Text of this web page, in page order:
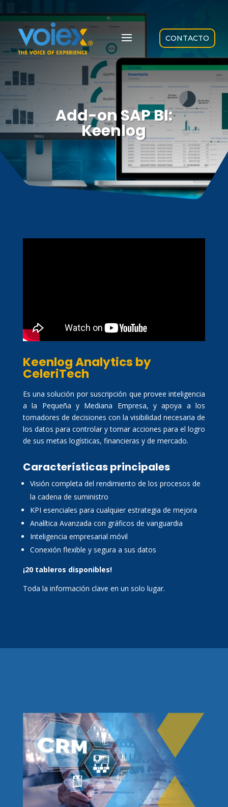
CONTACTO
Add-on SAP BI:
Keenlog
Keenlog Analytics by
CeleriTech
Es una solución por suscripción que provee inteligencia
a la Pequeña y Mediana Empresa, y apoya a los
tomadores de decisiones con la visibilidad necesaria de
los datos para controlar y tomar acciones para el logro
de sus metas logísticas, financieras y de mercado.
Características principales
Visión completa del rendimiento de los procesos de
la cadena de suministro
KPI esenciales para cualquier estrategia de mejora
Analítica Avanzada con gráficos de vanguardia
Inteligencia empresarial móvil
Conexión flexible y segura a sus datos
¡20 tableros disponibles!
Toda la información clave en un solo lugar.